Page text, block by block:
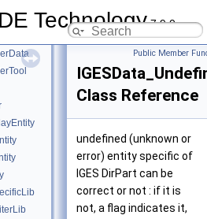
Technology7.9.0
Public Member
Class Reference
undefined (unknown or
error) entity specific of
IGES DirPart can be
correct or not : if it is
not, a flag indicates it,